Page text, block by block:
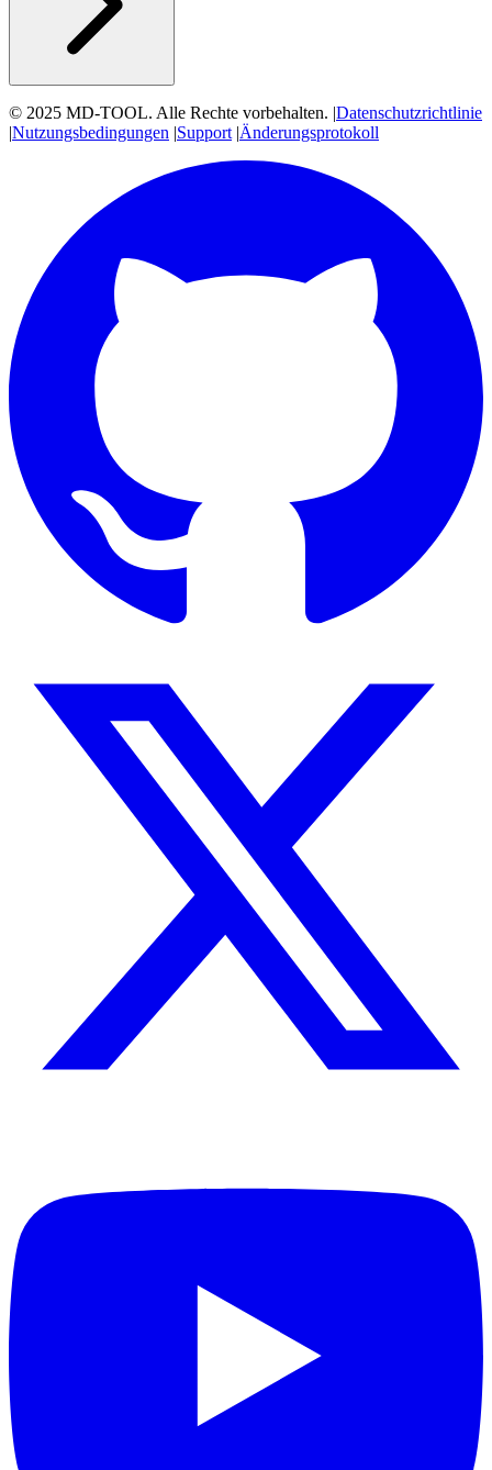
© 2025 MD-TOOL. Alle Rechte vorbehalten. |Datenschutzrichtlinie
|Nutzungsbedingungen |Support |Änderungsprotokoll